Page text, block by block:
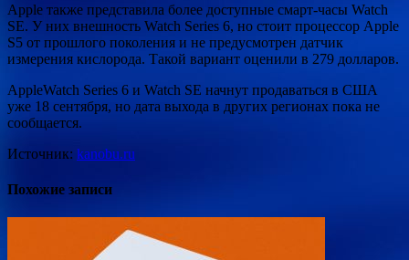
Apple также представила более доступные смарт-часы Watch
SE. У них внешность Watch Series 6, но стоит процессор Apple
S5 от прошлого поколения и не предусмотрен датчик
измерения кислорода. Такой вариант оценили в 279 долларов.
AppleWatch Series 6 и Watch SE начнут продаваться в США
уже 18 сентября, но дата выхода в других регионах пока не
сообщается.
Источник: kanobu.ru
Похожие записи